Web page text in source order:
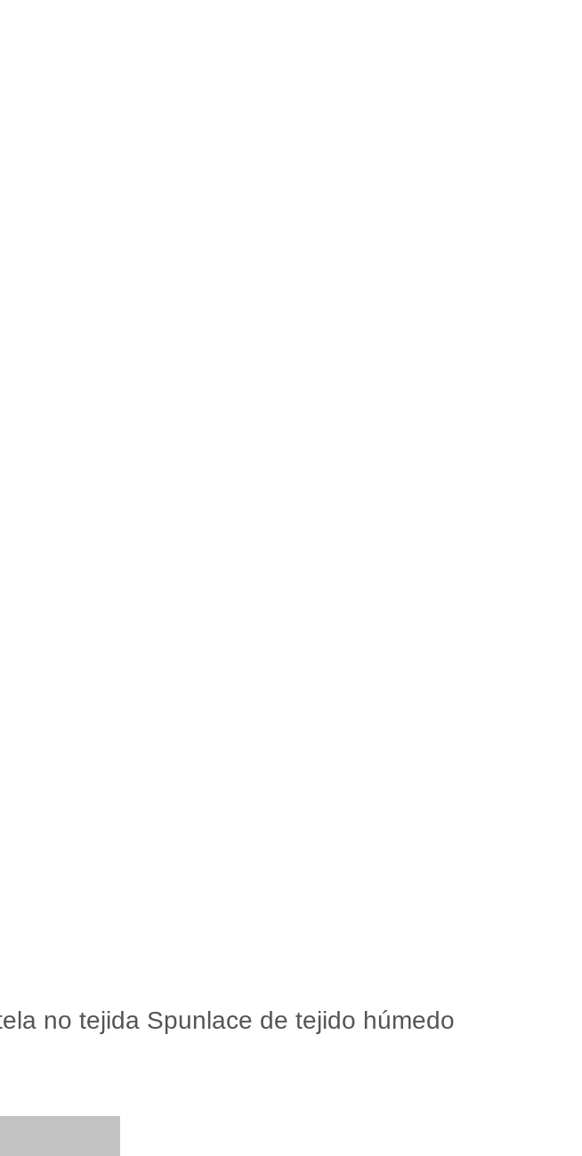
no tejida Spunlace de tejido húmedo